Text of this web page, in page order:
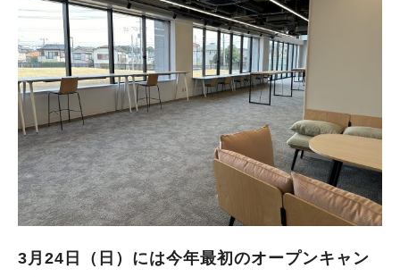
3月24日（日）には今年最初のオープンキャン
人気のキーワード
#ラーメン #ショッピング#カフェ #スイーツ#パン#カレー
#イベント#公園#教えたい／教えて投稿記事
#教えたい/こんなの見つけた